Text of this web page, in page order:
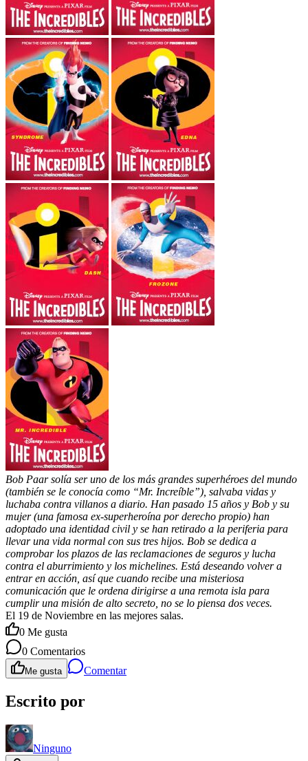
Bob Paar solía ser uno de los más grandes superhéroes del mundo
(también se le conocía como “Mr. Increíble”), salvaba vidas y
luchaba contra villanos a diario. Han pasado 15 años y Bob y su
mujer (una famosa ex-superheroína por derecho propio) han
adoptado una identidad civil y se han retirado a la periferia para
llevar una vida normal con sus tres hijos. Bob se dedica a
comprobar los plazos de las reclamaciones de seguros y lucha
contra el aburrimiento y los michelines. Está deseando volver a
entrar en acción, así que cuando recibe una misteriosa
comunicación que le ordena dirigirse a una remota isla para
cumplir una misión de alto secreto, no se lo piensa dos veces.
El 19 de Noviembre en las mejores salas.
0 Me gusta
0 Comentarios
Me gusta Comentar
Escrito por
Ninguno